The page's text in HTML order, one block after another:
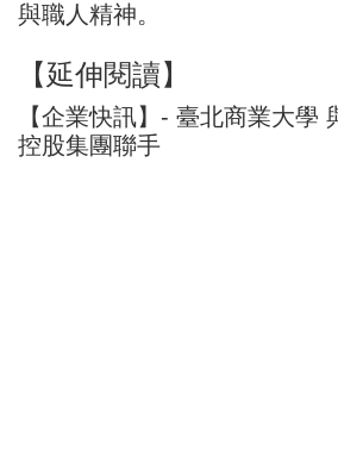
與職人精神。
【延伸閱讀】
【企業快訊】- 臺北商業大學
控股集團聯手